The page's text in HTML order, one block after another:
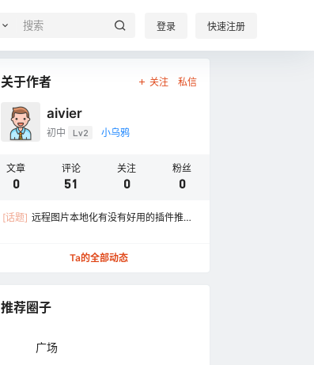
登录 快速注册
关于作者 关注 私信
aivier
初中 Lv2 小乌鸦
文章
0
评论
51
关注
0
粉丝
0
[话题] 远程图片本地化有没有好用的插件推
Ta的全部动态
推荐圈子
广场